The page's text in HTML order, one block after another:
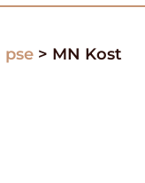
pse > MN Kost